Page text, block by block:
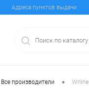
Адреса пунктов выдачи
Все производители • Wrline